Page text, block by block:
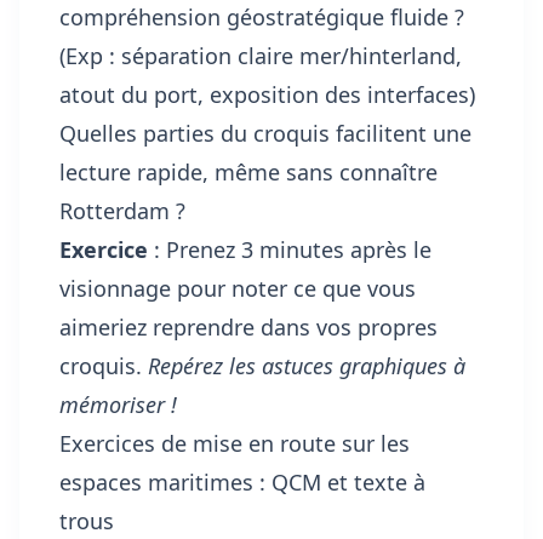
compréhension géostratégique fluide ?
(Exp : séparation claire mer/hinterland,
atout du port, exposition des interfaces)
Quelles parties du croquis facilitent une
lecture rapide, même sans connaître
Rotterdam ?
Exercice : Prenez 3 minutes après le
visionnage pour noter ce que vous
aimeriez reprendre dans vos propres
croquis. Repérez les astuces graphiques à
mémoriser !
Exercices de mise en route sur les
espaces maritimes : QCM et texte à
trous